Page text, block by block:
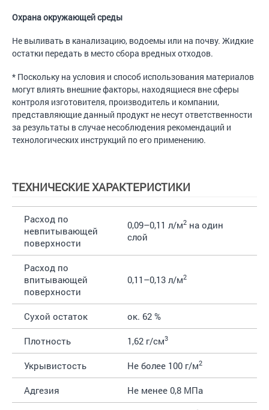
Охрана окружающей среды
Не выливать в канализацию, водоемы или на почву. Жидкие
остатки передать в место сбора вредных отходов.
* Поскольку на условия и способ использования материалов
могут влиять внешние факторы, находящиеся вне сферы
контроля изготовителя, производитель и компании,
представляющие данный продукт не несут ответственности
за результаты в случае несоблюдения рекомендаций и
технологических инструкций по его применению.
ТЕХНИЧЕСКИЕ ХАРАКТЕРИСТИКИ
Расход по
невпитывающей
поверхности
0,09–0,11 л/м2 на один
слой
Расход по
впитывающей
поверхности
0,11–0,13 л/м2
Сухой остаток ок. 62 %
Плотность 1,62 г/см3
Укрывистость Не более 100 г/м2
Адгезия Не менее 0,8 МПа